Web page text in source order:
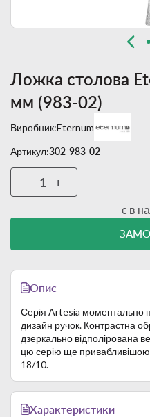
Ложка столова
мм (983-02)
Виробник:Eternum
Артикул:302-983-02
- +
є в
Опис
Серія Artesia моментально
дизайн ручок. Контрастна
дзеркально відполірована
цю серію ще
18/10.
Характеристики